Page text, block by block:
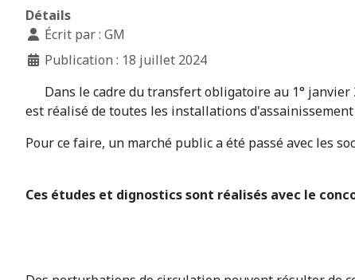
Détails
Écrit par : GM
Publication : 18 juillet 2024
Dans le cadre du transfert obligatoire au 1° janvier
est réalisé de toutes les installations
Pour ce faire, un marché public a été passé avec les
Ces études et dignostics sont réalisés avec le